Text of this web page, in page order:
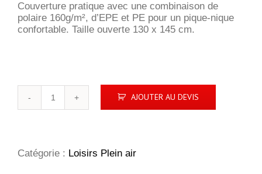
Couverture pratique avec une combinaison de
polaire 160g/m², d’EPE et PE pour un pique-nique
confortable. Taille ouverte 130 x 145 cm.
AJOUTER AU DEVIS
Catégorie : Loisirs Plein air